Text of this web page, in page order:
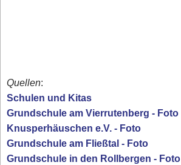
Quellen:
Schulen und Kitas
Grundschule am Vierrutenberg - Foto
Knusperhäuschen e.V. - Foto
Grundschule am Fließtal - Foto
Grundschule in den Rollbergen - Foto